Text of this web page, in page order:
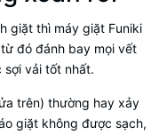
giặt thì máy giặt Funiki
đó đánh bay mọi vết
sợi vải tốt nhất.
trên) thường hay xảy
giặt không được sạch,